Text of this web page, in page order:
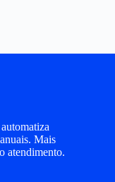
Mais
atendimento.